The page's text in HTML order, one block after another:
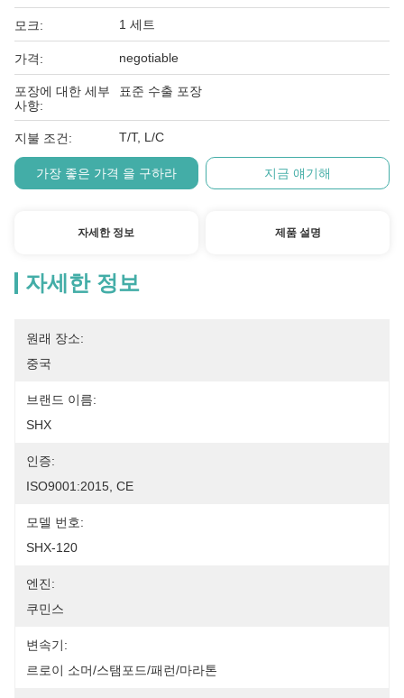
모크: 1 세트
가격: negotiable
포장에 대한 세부
사항:
표준 수출 포장
지불 조건: T/T, L/C
가장 좋은 가격 을 구하라 지금 얘기해
자세한 정보 제품 설명
자세한 정보
원래 장소:
중국
브랜드 이름:
SHX
인증:
ISO9001:2015, CE
모델 번호:
SHX-120
엔진:
쿠민스
변속기:
르로이 소머/스탬포드/패런/마라톤